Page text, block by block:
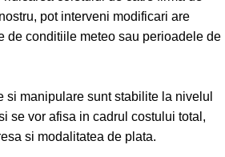
pot interveni modificari are
de conditiile meteo sau perioadele de
manipulare sunt stabilite la nivelul
se vor afisa in cadrul costului total,
si modalitatea de plata.